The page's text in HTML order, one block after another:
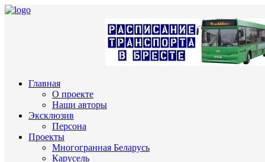
Главная
О проекте
Наши авторы
Эксклюзив
Персона
Проекты
Многогранная Беларусь
Карусель